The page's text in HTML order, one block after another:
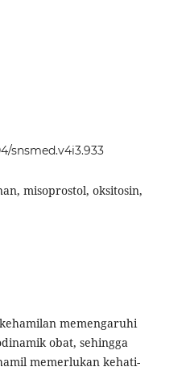
snsmed.v4i3.933
misoprostol, oksitosin,
memengaruhi
obat, sehingga
memerlukan kehati-